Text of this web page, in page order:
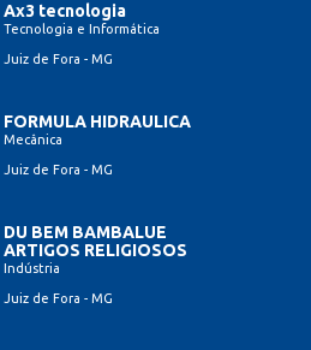
Ax3 tecnologia
Tecnologia e Informática
Juiz de Fora - MG
FORMULA HIDRAULICA
Mecânica
Juiz de Fora - MG
DU BEM BAMBALUE
ARTIGOS RELIGIOSOS
Indústria
Juiz de Fora - MG